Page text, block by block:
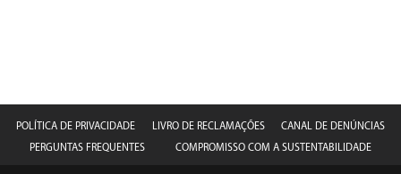
POLÍTICA DE PRIVACIDADE LIVRO DE RECLAMAÇÕES
CANAL DE DENÚNCIAS
PERGUNTAS FREQUENTES
COMPROMISSO COM A SUSTENTABILIDADE